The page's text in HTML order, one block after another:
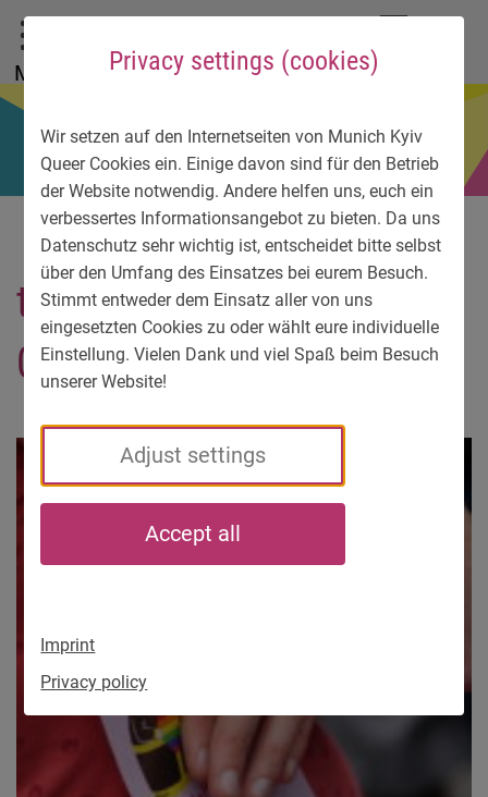
Privacy settings (cookies)
Wir setzen auf den Internetseiten von Munich Kyiv
Queer Cookies ein. Einige davon sind für den Betrieb
der Website notwendig. Andere helfen uns, euch ein
verbessertes Informationsangebot zu bieten. Da uns
Datenschutz sehr wichtig ist, entscheidet bitte selbst
über den Umfang des Einsatzes bei eurem Besuch.
Stimmt entweder dem Einsatz aller von uns
eingesetzten Cookies zu oder wählt eure individuelle
Einstellung. Vielen Dank und viel Spaß beim Besuch
unserer Website!
Adjust settings
Accept all
Imprint
Privacy policy
To main menu
To language menu
To search
To content
To service information
Menu
trwl_muc_080913_FLBM_
031